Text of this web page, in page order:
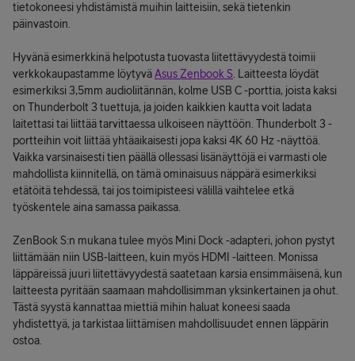
tietokoneesi yhdistämistä muihin laitteisiin, sekä tietenkin
päinvastoin.
Hyvänä esimerkkinä helpotusta tuovasta liitettävyydestä toimii
verkkokaupastamme löytyväAsus Zenbook S . Laitteesta löydät
esimerkiksi 3,5mm audioliitännän, kolme USB C -porttia, joista kaksi
on Thunderbolt 3 tuettuja, ja joiden kaikkien kautta voit ladata
laitettasi tai liittää tarvittaessa ulkoiseen näyttöön. Thunderbolt 3 -
portteihin voit liittää yhtäaikaisesti jopa kaksi 4K 60 Hz -näyttöä.
Vaikka varsinaisesti tien päällä ollessasi lisänäyttöjä ei varmasti ole
mahdollista kiinnitellä, on tämä ominaisuus näppärä esimerkiksi
etätöitä tehdessä, tai jos toimipisteesi välillä vaihtelee etkä
työskentele aina samassa paikassa.
ZenBook S:n mukana tulee myös Mini Dock -adapteri, johon pystyt
liittämään niin USB-laitteen, kuin myös HDMI -laitteen. Monissa
läppäreissä juuri liitettävyydestä saatetaan karsia ensimmäisenä, kun
laitteesta pyritään saamaan mahdollisimman yksinkertainen ja ohut.
Tästä syystä kannattaa miettiä mihin haluat koneesi saada
yhdistettyä, ja tarkistaa liittämisen mahdollisuudet ennen läppärin
ostoa.